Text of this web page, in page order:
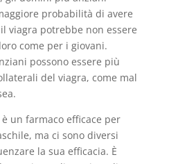
probabilità di avere
viagra potrebbe non essere
come per i giovani.
possono essere più
del viagra, come mal
un farmaco efficace per
ma ci sono diversi
la sua efficacia. È